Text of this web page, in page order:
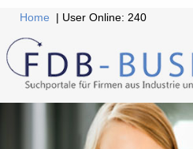
Home | User Online: 240